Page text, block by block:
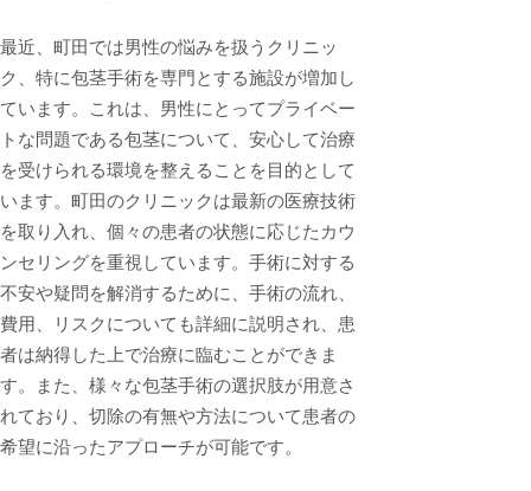
最近、町田では男性の悩みを扱うクリニッ
ク、特に包茎手術を専門とする施設が増加し
ています。これは、男性にとってプライベー
トな問題である包茎について、安心して治療
を受けられる環境を整えることを目的として
います。町田のクリニックは最新の医療技術
を取り入れ、個々の患者の状態に応じたカウ
ンセリングを重視しています。手術に対する
不安や疑問を解消するために、手術の流れ、
費用、リスクについても詳細に説明され、患
者は納得した上で治療に臨むことができま
す。また、様々な包茎手術の選択肢が用意さ
れており、切除の有無や方法について患者の
希望に沿ったアプローチが可能です。